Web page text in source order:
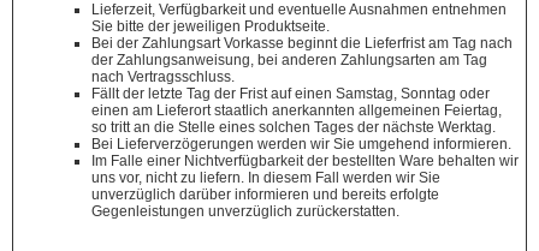
Lieferzeit, Verfügbarkeit und eventuelle Ausnahmen entnehmen
Sie bitte der jeweiligen Produktseite.
Bei der Zahlungsart Vorkasse beginnt die Lieferfrist am Tag nach
der Zahlungsanweisung, bei anderen Zahlungsarten am Tag
nach Vertragsschluss.
Fällt der letzte Tag der Frist auf einen Samstag, Sonntag oder
einen am Lieferort staatlich anerkannten allgemeinen Feiertag,
so tritt an die Stelle eines solchen Tages der nächste Werktag.
Bei Lieferverzögerungen werden wir Sie umgehend informieren.
Im Falle einer Nichtverfügbarkeit der bestellten Ware behalten wir
uns vor, nicht zu liefern. In diesem Fall werden wir Sie
unverzüglich darüber informieren und bereits erfolgte
Gegenleistungen unverzüglich zurückerstatten.